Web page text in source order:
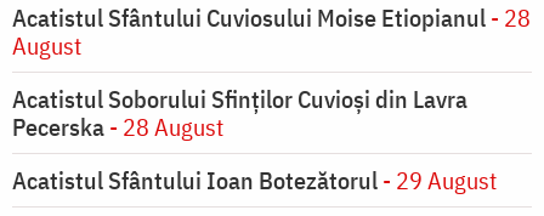
Acatistul Sfântului Cuviosului Moise Etiopianul- 28
August
Acatistul Soborului Sfinților Cuvioși din Lavra
Pecerska- 28 August
Acatistul Sfântului Ioan Botezătorul- 29 August